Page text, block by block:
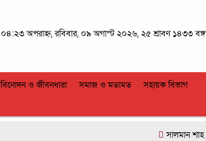
০৪:২৩ অপরাহ্ন, রবিবার, ০৯ অগাস্ট ২০২৬, ২৫ শ্রাবণ ১৪৩৩
বিনোদন ও জীবনধারা সমাজ ও মতামত সহায়ক বিভাগ
সালমান শাহ হত্যা